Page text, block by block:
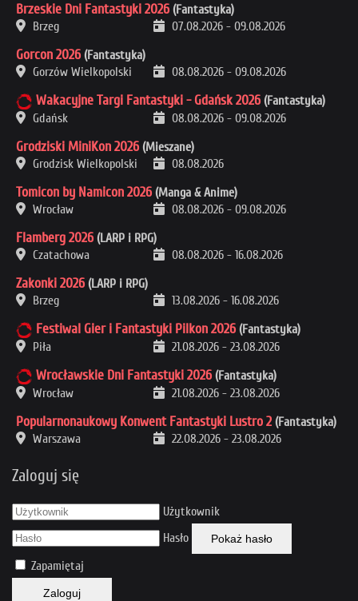
Brzeskie Dni Fantastyki 2026 (Fantastyka)
Brzeg
07.08.2026 - 09.08.2026
Gorcon 2026 (Fantastyka)
Gorzów Wielkopolski
08.08.2026 - 09.08.2026
Wakacyjne Targi Fantastyki - Gdańsk 2026 (Fantastyka)
Gdańsk
08.08.2026 - 09.08.2026
Grodziski MiniKon 2026 (Mieszane)
Grodzisk Wielkopolski
08.08.2026
Tomicon by Namicon 2026 (Manga & Anime)
Wrocław
08.08.2026 - 09.08.2026
Flamberg 2026 (LARP i RPG)
Czatachowa
08.08.2026 - 16.08.2026
Zakonki 2026 (LARP i RPG)
Brzeg
13.08.2026 - 16.08.2026
Festiwal Gier i Fantastyki Pilkon 2026 (Fantastyka)
Piła
21.08.2026 - 23.08.2026
Wrocławskie Dni Fantastyki 2026 (Fantastyka)
Wrocław
21.08.2026 - 23.08.2026
Popularnonaukowy Konwent Fantastyki Lustro 2 (Fantastyka)
Warszawa
22.08.2026 - 23.08.2026
Zaloguj się
Użytkownik
Hasło
Pokaż hasło
Zapamiętaj
Zaloguj